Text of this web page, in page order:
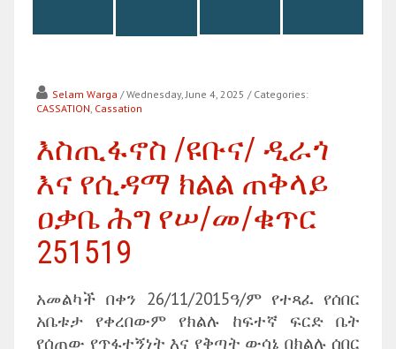
Selam Warga / Wednesday, June 4, 2025 / Categories:
CASSATION, Cassation
እስጢፋኖስ /ዩቡና/ ዲራጎ
እና የሲዳማ ክልል ጠቅላይ
ዐቃቤ ሕግ የሠ/መ/ቁጥር
251519
አመልካች በቀን 26/11/2015ዓ/ም የተጻፈ የሰበር
አቤቱታ የቀረበውም የክልሉ ከፍተኛ ፍርድ ቤት
የሰጠው የጥፋተኝነት እና የቅጣት ውሳኔ በክልሉ ሰበር